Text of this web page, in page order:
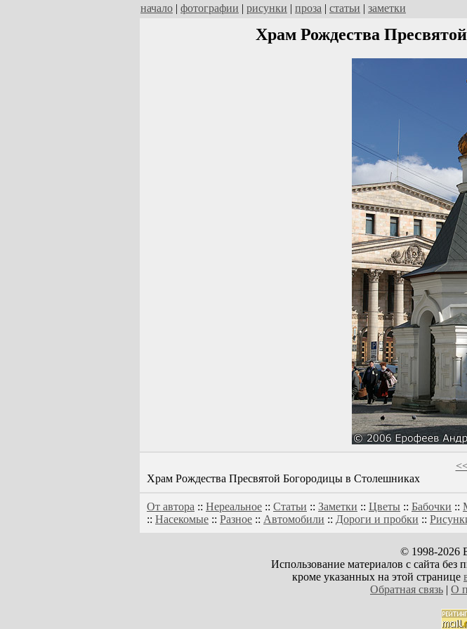
начало | фотографии | рисунки | проза | статьи | заметки
Храм Рождества
Храм Рождества Пресвятой Богородицы в Столешниках
От автора :: Нереальное :: Статьи :: Заметки :: Цветы :: Бабочки ::
:: Насекомые :: Разное :: Автомобили :: Дороги и пробки ::
© 1998-2026
Использование материалов с сайта без
кроме указанных на этой странице
Обратная связь | О